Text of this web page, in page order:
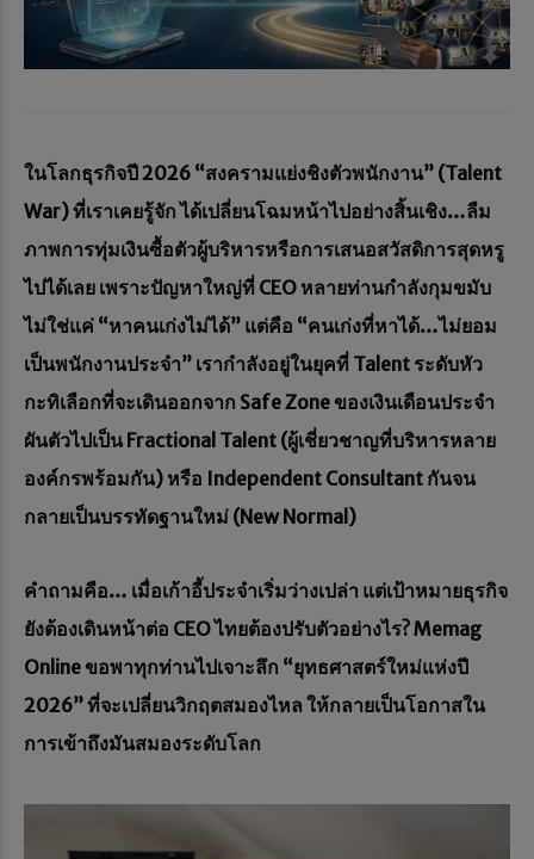
ในโลกธุรกิจปี 2026 “สงครามแย่งชิงตัวพนักงาน” (Talent
War) ที่เราเคยรู้จัก ได้เปลี่ยนโฉมหน้าไปอย่างสิ้นเชิง…ลืม
ภาพการทุ่มเงินซื้อตัวผู้บริหารหรือการเสนอสวัสดิการสุดหรู
ไปได้เลย เพราะปัญหาใหญ่ที่ CEO หลายท่านกำลังกุมขมับ
ไม่ใช่แค่ “หาคนเก่งไม่ได้” แต่คือ “คนเก่งที่หาได้…ไม่ยอม
เป็นพนักงานประจำ” เรากำลังอยู่ในยุคที่ Talent ระดับหัว
กะทิเลือกที่จะเดินออกจาก Safe Zone ของเงินเดือนประจำ
ผันตัวไปเป็น Fractional Talent (ผู้เชี่ยวชาญที่บริหารหลาย
องค์กรพร้อมกัน) หรือ Independent Consultant กันจน
กลายเป็นบรรทัดฐานใหม่ (New Normal)
คำถามคือ… เมื่อเก้าอี้ประจำเริ่มว่างเปล่า แต่เป้าหมายธุรกิจ
ยังต้องเดินหน้าต่อ CEO ไทยต้องปรับตัวอย่างไร? Memag
Online ขอพาทุกท่านไปเจาะลึก “ยุทธศาสตร์ใหม่แห่งปี
2026” ที่จะเปลี่ยนวิกฤตสมองไหล ให้กลายเป็นโอกาสใน
การเข้าถึงมันสมองระดับโลก